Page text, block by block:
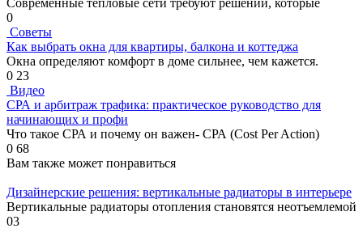
0
Советы
Как выбрать окна для квартиры, балкона и коттеджа
Окна определяют комфорт в доме сильнее, чем кажется.
0 23
Видео
СРА и арбитраж трафика: практическое руководство для
начинающих и профи
Что такое СРА и почему он важен- СРА (Cost Per Action)
0 68
Вам также может понравиться
Дизайнерские решения: вертикальные радиаторы в интерьере
Вертикальные радиаторы отопления становятся неотъемлемой
03